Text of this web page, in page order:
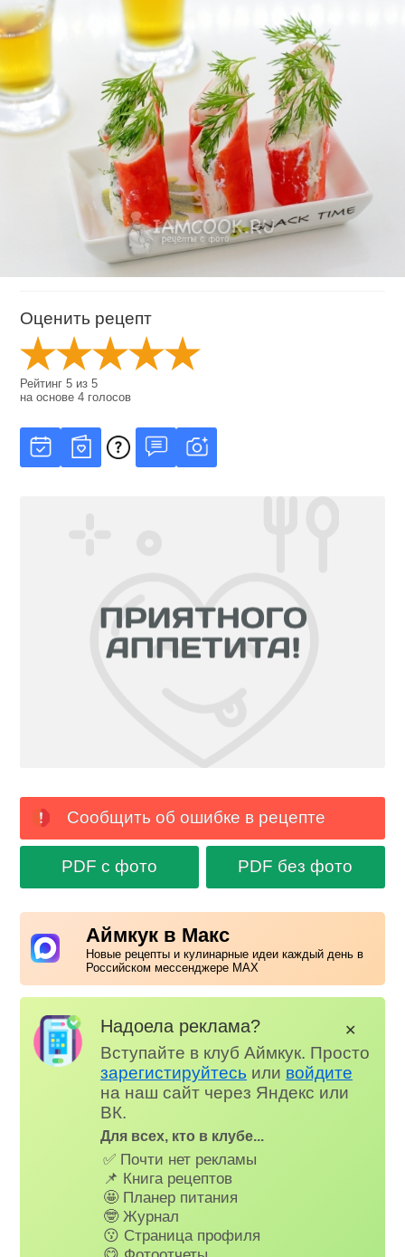
Оценить рецепт
Рейтинг5 из5
на основе4 голосов
Сообщить об ошибке в рецепте
PDF с фото PDF без фото
Аймкук в Макс
Новые рецепты и кулинарные идеи каждый день в
Российском мессенджере MAX
Надоела реклама?
Вступайте в клуб Аймкук. Просто
зарегистируйтесь или войдите
на наш сайт через Яндекс или
ВК.
Для всех, кто в клубе...
✅ Почти нет рекламы
📌 Книга рецептов
🤩 Планер питания
🤓 Журнал
😗 Страница профиля
✕